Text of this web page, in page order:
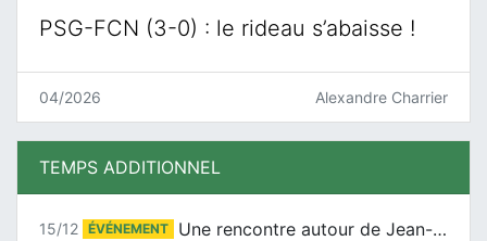
PSG-FCN (3-0) : le rideau s’abaisse !
04/2026 Alexandre Charrier
TEMPS ADDITIONNEL
15/12 ÉVÉNEMENT Une rencontre autour de Jean-Claude Suaudeau